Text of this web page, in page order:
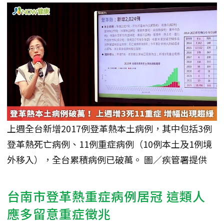
上週全台新增2017例登革熱本土病例，其中包括3例
登革熱死亡病例、11例重症病例（10例本土及1例境
外移入），全台累積病例已破萬。 圖／疾管署提供
台南市登革熱重症病例居冠 這類人
應多留意重症徵兆